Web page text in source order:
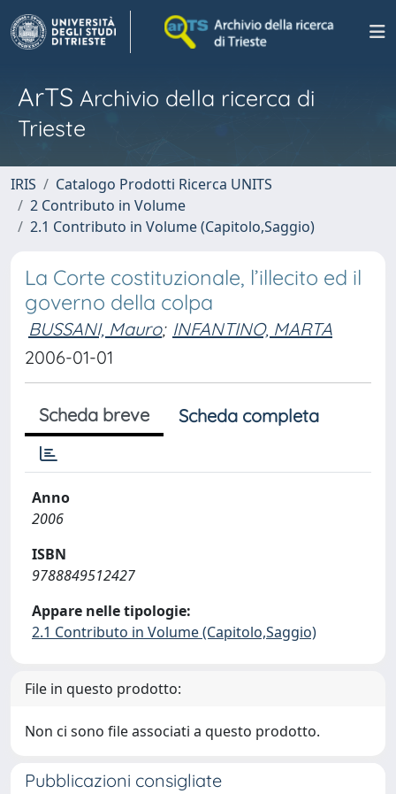
ArTS Archivio della ricerca di
Trieste
IRIS
Catalogo Prodotti Ricerca UNITS
2 Contributo in Volume
2.1 Contributo in Volume (Capitolo,Saggio)
La Corte costituzionale, l’illecito ed il
governo della colpa
BUSSANI, Mauro; INFANTINO, MARTA
2006-01-01
Scheda breve Scheda completa
Anno
2006
ISBN
9788849512427
Appare nelle tipologie:
2.1 Contributo in Volume (Capitolo,Saggio)
File in questo prodotto:
Non ci sono file associati a questo prodotto.
Pubblicazioni consigliate